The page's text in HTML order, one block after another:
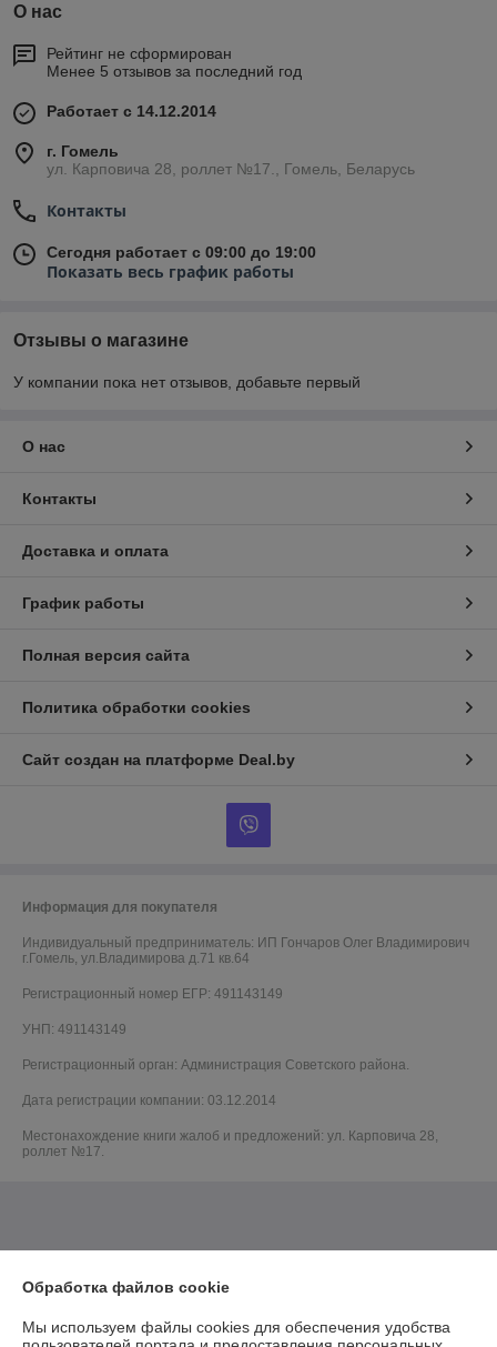
О нас
Рейтинг не сформирован
Менее 5 отзывов за последний год
Работает с 14.12.2014
г. Гомель
ул. Карповича 28, роллет №17., Гомель, Беларусь
Контакты
Сегодня работает с 09:00 до 19:00
Показать весь график работы
Отзывы о магазине
У компании пока нет отзывов, добавьте первый
О нас
Контакты
Доставка и оплата
График работы
Полная версия сайта
Политика обработки cookies
Сайт создан на платформе Deal.by
Информация для покупателя
Индивидуальный предприниматель: ИП Гончаров Олег Владимирович
г.Гомель, ул.Владимирова д.71 кв.64
Регистрационный номер ЕГР: 491143149
УНП: 491143149
Регистрационный орган: Администрация Советского района.
Дата регистрации компании: 03.12.2014
Местонахождение книги жалоб и предложений: ул. Карповича 28,
роллет №17.
Обработка файлов cookie
Мы используем файлы cookies для обеспечения удобства